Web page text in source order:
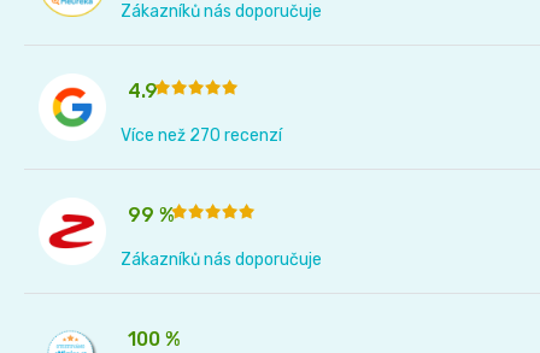
Zákazníků nás doporučuje
4.9
Více než 270 recenzí
99 %
Zákazníků nás doporučuje
100 %